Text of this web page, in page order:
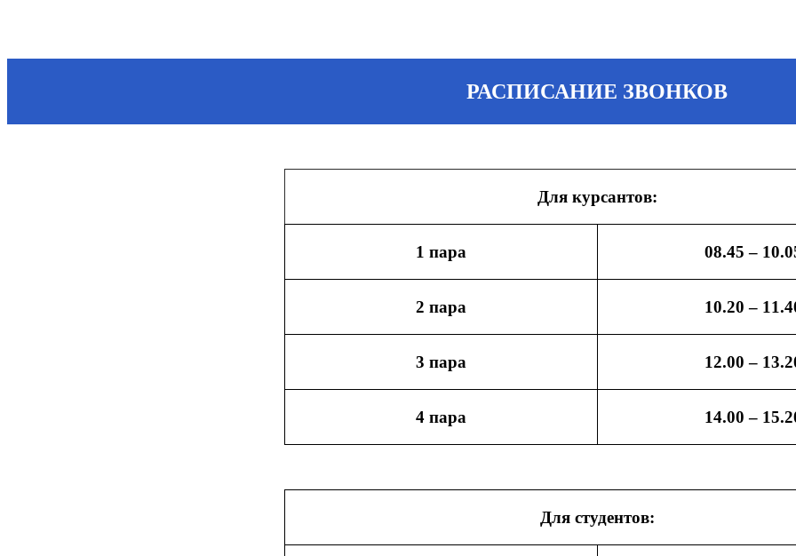
РАСПИСАНИЕ ЗВОНКОВ
Для курсантов:
1 пара 08.45 –
2 пара 10.20 –
3 пара 12.00 –
4 пара 14.00 –
Для студентов: